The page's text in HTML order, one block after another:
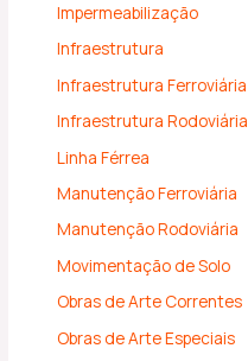
Impermeabilização
Infraestrutura
Infraestrutura Ferroviária
Infraestrutura Rodoviária
Linha Férrea
Manutenção Ferroviária
Manutenção Rodoviária
Movimentação de Solo
Obras de Arte Correntes
Obras de Arte Especiais